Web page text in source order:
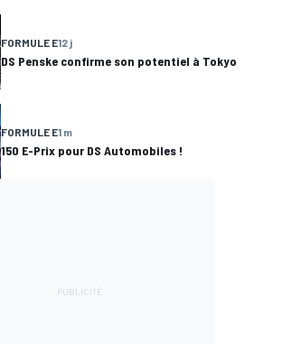
FORMULE E12 j
DS Penske confirme son potentiel à Tokyo
FORMULE E1 m
150 E-Prix pour DS Automobiles !